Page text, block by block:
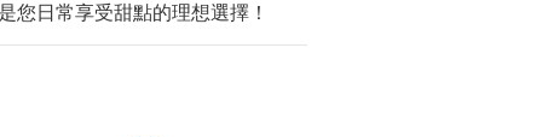
您日常享受甜點的理想選擇！